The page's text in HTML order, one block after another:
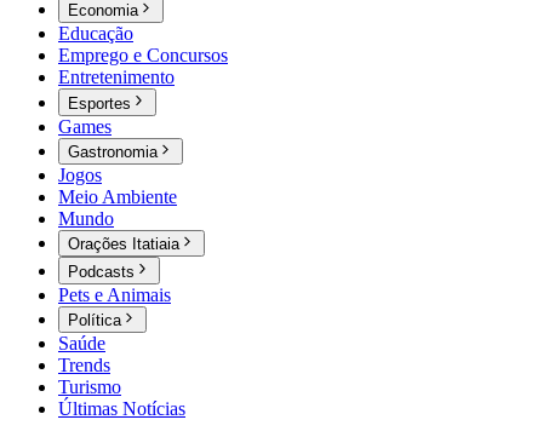
Economia
Educação
Emprego e Concursos
Entretenimento
Esportes
Games
Gastronomia
Jogos
Meio Ambiente
Mundo
Orações Itatiaia
Podcasts
Pets e Animais
Política
Saúde
Trends
Turismo
Últimas Notícias